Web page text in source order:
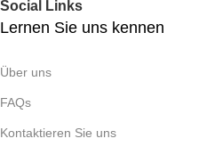
Social Links
Lernen Sie uns kennen
Über uns
FAQs
Kontaktieren Sie uns